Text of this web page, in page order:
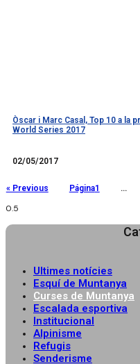
Òscar i Marc Casal, Top 10 a la
World Series 2017
02/05/2017
« Previous Página1 …
Ultimes notícies
Esquí de Muntanya
Curses de Muntanya
Escalada esportiva
Institucional
Alpinisme
Refugis
Senderisme